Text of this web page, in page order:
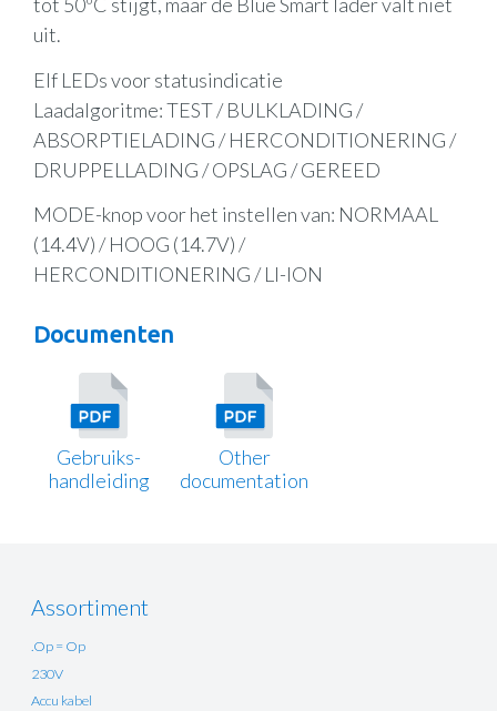
uit.
Elf LEDs voor statusindicatie
Laadalgoritme: TEST / BULKLADING /
ABSORPTIELADING / HERCONDITIONERING /
DRUPPELLADING / OPSLAG / GEREED
MODE-knop voor het instellen van: NORMAAL
(14.4V) / HOOG (14.7V) /
HERCONDITIONERING / LI-ION
Documenten
Gebruiks-
handleiding
Other
documentation
Assortiment
.Op = Op
230V
Accu kabel